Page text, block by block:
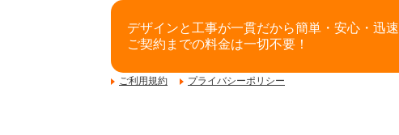
デザインと工事が一貫だから簡単・安心・迅速
ご契約までの料金は一切不要！
ご利用規約 プライバシーポリシー